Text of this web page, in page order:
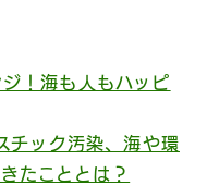
！海も人もハッピ
チック汚染、海や環
たこととは？